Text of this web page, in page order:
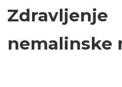
Zdravljenje
nemalinske